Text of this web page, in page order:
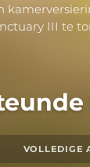
III te